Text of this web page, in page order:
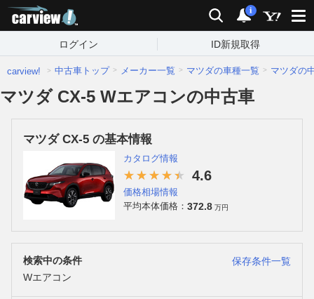
検索 通知
i
ログイン ID新規取得
carview! 中古車トップ メーカー一覧 マツダの車種一覧 マツダの
マツダ CX-5 Wエアコンの中古車
マツダ CX-5 の基本情報
カタログ情報
4.6
価格相場情報
平均本体価格： 372.8 万円
検索中の条件
保存条件一覧
Wエアコン